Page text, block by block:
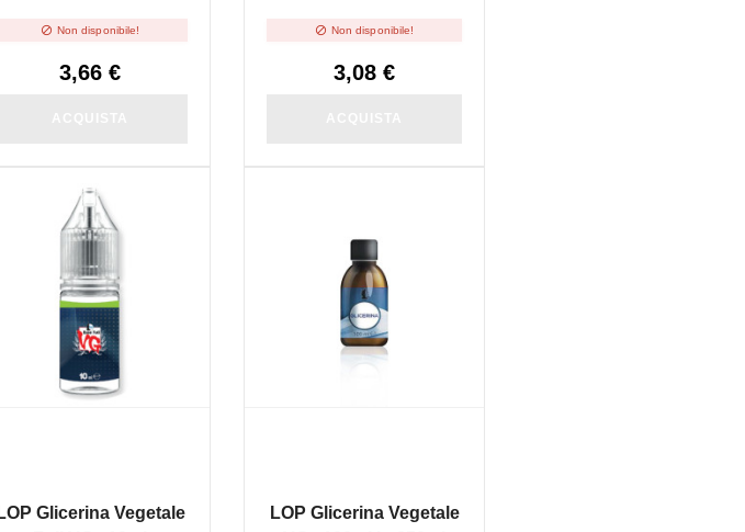
 Non disponibile!
3,66 €
 Non disponibile!
3,08 €
LOP Glicerina Vegetale
LOP Glicerina Vegetale